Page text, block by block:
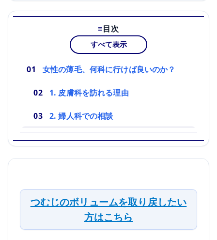
目次
すべて表示
女性の薄毛、何科に行けば良いのか？
1. 皮膚科を訪れる理由
2. 婦人科での相談
つむじのボリュームを取り戻したい
方はこちら